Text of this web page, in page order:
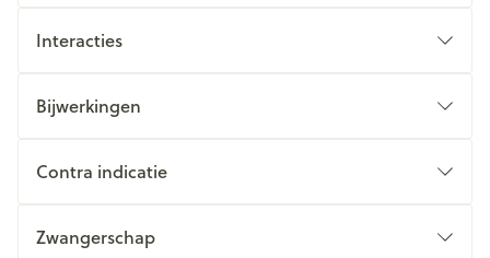
Interacties
Bijwerkingen
Contra indicatie
Zwangerschap